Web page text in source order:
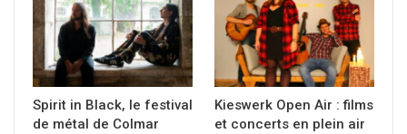
Spirit in Black, le festival
de métal de Colmar
Kieswerk Open Air : films
et concerts en plein air